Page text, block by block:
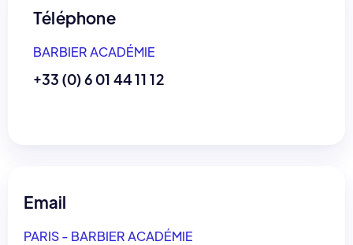
Téléphone
BARBIER ACADÉMIE
+33 (0) 6 01 44 11 12
Email
PARIS - BARBIER ACADÉMIE